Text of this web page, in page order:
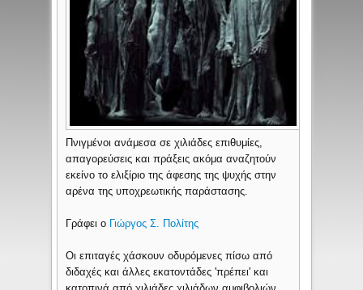
Πνιγμένοι ανάμεσα σε χιλιάδες επιθυμίες,
απαγορεύσεις και πράξεις ακόμα αναζητούν
εκείνο το ελιξίριο της άφεσης της ψυχής στην
αρένα της υποχρεωτικής παράστασης.
Γράφει ο Γιώργος Σ. Πολίτης
Οι επιταγές χάσκουν οδυρόμενες πίσω από
διδαχές και άλλες εκατοντάδες 'πρέπει' και